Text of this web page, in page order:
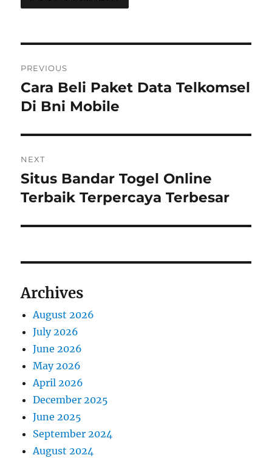
navigation
PREVIOUS
Previous
post:
Cara Beli Paket Data Telkomsel
Di Bni Mobile
NEXT
Next
post:
Situs Bandar Togel Online
Terbaik Terpercaya Terbesar
Archives
August 2026
July 2026
June 2026
May 2026
April 2026
December 2025
June 2025
September 2024
August 2024